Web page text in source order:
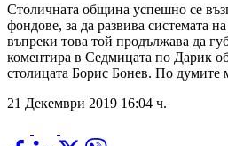
Столичната община успешно се
фондове, за да развива системата
въпреки това той продължава да
коментира в Седмицата по Дарик
столицата Борис Бонев. По думите
21 Декември 2019 16:04 ч.